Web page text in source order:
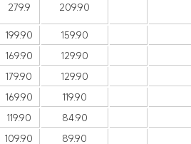
279.9 209.90
199.90
159.90
169.90
129.90
179.90
129.90
169.90
119.90
119.90
84.90
109.90
89.90